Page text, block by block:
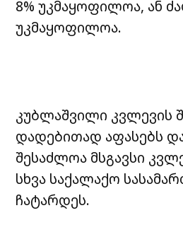
8% უკმაყოფილოა, ან
უკმაყოფილოა.
კუბლაშვილი კვლევის
დადებითად აფასებს
შესაძლოა მსგავსი
სხვა საქალაქო
ჩატარდეს.